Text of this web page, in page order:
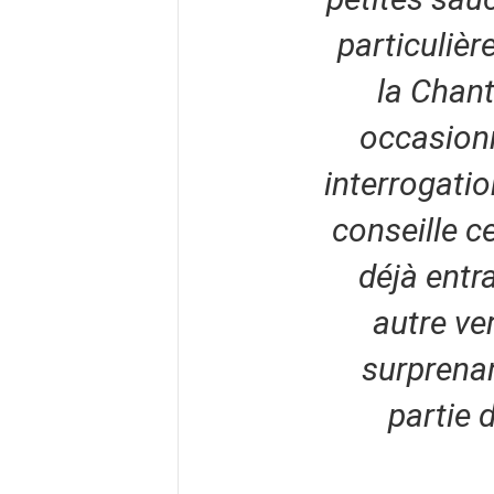
la
conseille
déjà
autre
partie